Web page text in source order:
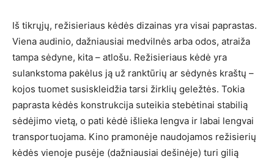
Iš tikrųjų, režisieriaus kėdės dizainas yra visai paprastas.
Viena audinio, dažniausiai medvilnės arba odos, atraiža
tampa sėdyne, kita – atlošu. Režisieriaus kėdė yra
sulankstoma pakėlus ją už ranktūrių ar sėdynės kraštų –
kojos tuomet susiskleidžia tarsi žirklių geležtės. Tokia
paprasta kėdės konstrukcija suteikia stebėtinai stabilią
sėdėjimo vietą, o pati kėdė išlieka lengva ir labai lengvai
transportuojama. Kino pramonėje naudojamos režisierių
kėdės vienoje pusėje (dažniausiai dešinėje) turi gilią